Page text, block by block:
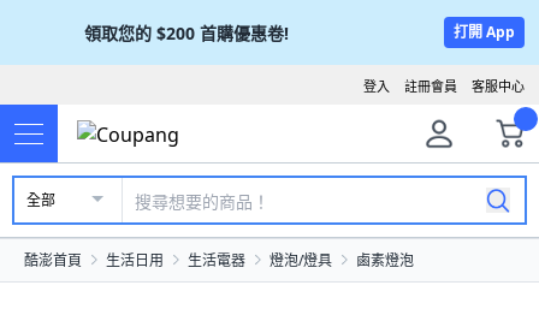
領取您的 $200 首購優惠卷! 打開 App
客服中心
註冊會員
登入
全部
酷澎首頁 生活日用 生活電器 燈泡/燈具 鹵素燈泡